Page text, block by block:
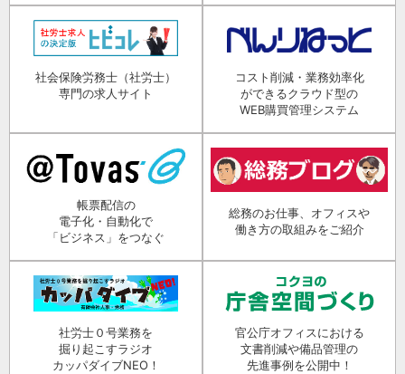
社会保険労務士（社労士）
専門の求人サイト
コスト削減・業務効率化
ができるクラウド型の
WEB購買管理システム
帳票配信の
電子化・自動化で
「ビジネス」をつなぐ
総務のお仕事、オフィスや
働き方の取組みをご紹介
社労士０号業務を
掘り起こすラジオ
カッパダイブNEO！
官公庁オフィスにおける
文書削減や備品管理の
先進事例を公開中！